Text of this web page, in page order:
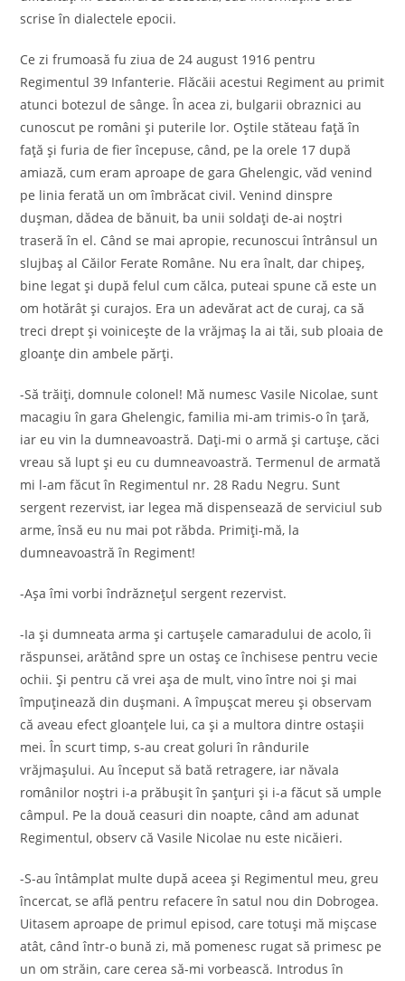
scrise în dialectele epocii.
Ce zi frumoasă fu ziua de 24 august 1916 pentru
Regimentul 39 Infanterie. Flăcăii acestui Regiment au primit
atunci botezul de sânge. În acea zi, bulgarii obraznici au
cunoscut pe români și puterile lor. Oștile stăteau față în
față și furia de fier începuse, când, pe la orele 17 după
amiază, cum eram aproape de gara Ghelengic, văd venind
pe linia ferată un om îmbrăcat civil. Venind dinspre
dușman, dădea de bănuit, ba unii soldați de-ai noștri
traseră în el. Când se mai apropie, recunoscui întrânsul un
slujbaș al Căilor Ferate Române. Nu era înalt, dar chipeș,
bine legat și după felul cum călca, puteai spune că este un
om hotărât și curajos. Era un adevărat act de curaj, ca să
treci drept și voinicește de la vrăjmaș la ai tăi, sub ploaia de
gloanțe din ambele părți.
-Să trăiți, domnule colonel! Mă numesc Vasile Nicolae, sunt
macagiu în gara Ghelengic, familia mi-am trimis-o în țară,
iar eu vin la dumneavoastră. Dați-mi o armă și cartușe, căci
vreau să lupt și eu cu dumneavoastră. Termenul de armată
mi l-am făcut în Regimentul nr. 28 Radu Negru. Sunt
sergent rezervist, iar legea mă dispensează de serviciul sub
arme, însă eu nu mai pot răbda. Primiți-mă, la
dumneavoastră în Regiment!
-Așa îmi vorbi îndrăznețul sergent rezervist.
-Ia și dumneata arma și cartușele camaradului de acolo, îi
răspunsei, arătând spre un ostaș ce închisese pentru vecie
ochii. Și pentru că vrei așa de mult, vino între noi și mai
împuținează din dușmani. A împușcat mereu și observam
că aveau efect gloanțele lui, ca și a multora dintre ostașii
mei. În scurt timp, s-au creat goluri în rândurile
vrăjmașului. Au început să bată retragere, iar năvala
românilor noștri i-a prăbușit în șanțuri și i-a făcut să umple
câmpul. Pe la două ceasuri din noapte, când am adunat
Regimentul, observ că Vasile Nicolae nu este nicăieri.
-S-au întâmplat multe după aceea și Regimentul meu, greu
încercat, se află pentru refacere în satul nou din Dobrogea.
Uitasem aproape de primul episod, care totuși mă mișcase
atât, când într-o bună zi, mă pomenesc rugat să primesc pe
un om străin, care cerea să-mi vorbească. Introdus în